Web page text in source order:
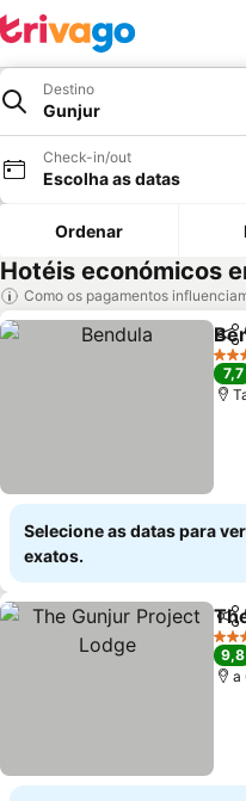
Destino
Gunjur
Check-in/out
Escolha as datas
Ordenar
Hotéis económicos
Como os pagamentos
3
7,7
Selecione as datas para
exatos.
3
9,8
a